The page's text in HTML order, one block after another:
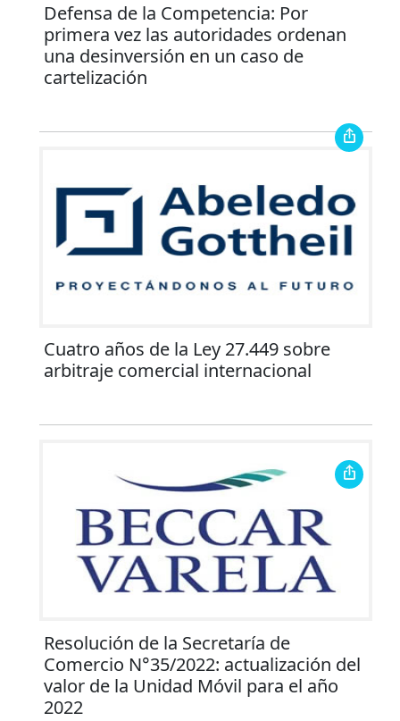
Defensa de la Competencia: Por
primera vez las autoridades ordenan
una desinversión en un caso de
cartelización
Cuatro años de la Ley 27.449 sobre
arbitraje comercial internacional
Resolución de la Secretaría de
Comercio N°35/2022: actualización del
valor de la Unidad Móvil para el año
2022